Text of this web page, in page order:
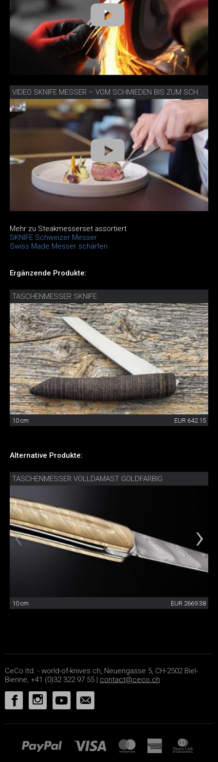
VIDEO SKNIFE MESSER – VOM SCHMIEDEN BIS ZUM SCHNEIDEN
Mehr zu Steakmesserset assortiert
SKNIFE Schweizer Messer
Swiss Made Messer schärfen
Ergänzende Produkte:
TASCHENMESSER SKNIFE
10 cm EUR 642.15
Alternative Produkte:
TASCHENMESSER VOLLDAMAST GOLDFARBIG
10 cm EUR 2669.38
CeCo ltd. - world-of-knives.ch, Neuengasse 5, CH-2502 Biel-
Bienne, +41 (0)32 322 97 55 | contact@ceco.ch